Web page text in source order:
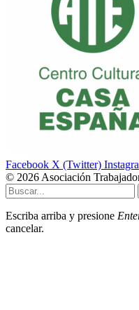
Facebook X (Twitter)
© 2026 Asociación
Escriba arriba y presione
cancelar.